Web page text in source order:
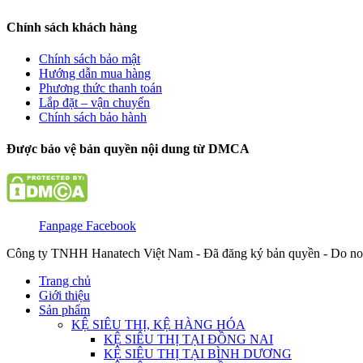
Chính sách khách hàng
Chính sách bảo mật
Hướng dẫn mua hàng
Phương thức thanh toán
Lắp đặt – vận chuyển
Chính sách bảo hành
Được bảo vệ bản quyền nội dung từ DMCA
Fanpage Facebook
Công ty TNHH Hanatech Việt Nam - Đã đăng ký bản quyền - Do
Trang chủ
Giới thiệu
Sản phẩm
KỆ SIÊU THỊ, KỆ HÀNG HÓA
KỆ SIÊU THỊ TẠI ĐỒNG NAI
KỆ SIÊU THỊ TẠI BÌNH DƯƠNG